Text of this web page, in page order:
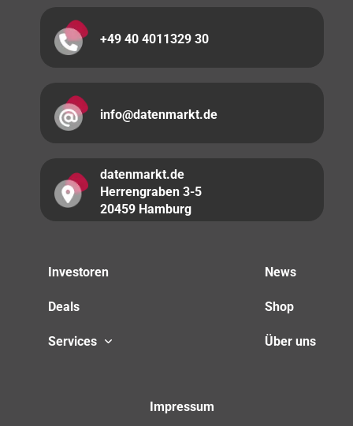
+49 40 4011329 30
info@datenmarkt.de
datenmarkt.de
Herrengraben 3-5
20459 Hamburg
Investoren
Deals
Services
News
Shop
Über uns
Impressum